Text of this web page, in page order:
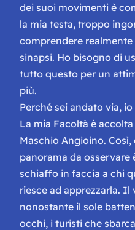
dei suoi movimenti è
la mia testa, troppo
comprendere
sinapsi. Ho bisogno di
tutto questo per un
più.
Perché sei andato via,
La mia Facoltà è
Maschio Angioino.
panorama da osservare
schiaffo in faccia a chi
riesce ad apprezzarla. Il
nonostante il sole
occhi, i turisti che